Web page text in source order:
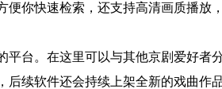
便你快速检索，还支持高清画质播放
平台。在这里可以与其他京剧爱好者
续软件还会持续上架全新的戏曲作